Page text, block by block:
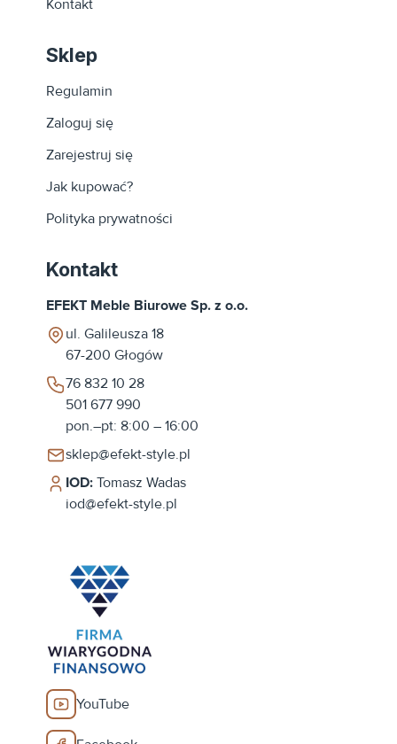
Kontakt
Sklep
Regulamin
Zaloguj się
Zarejestruj się
Jak kupować?
Polityka prywatności
Kontakt
EFEKT Meble Biurowe Sp. z o.o.
ul. Galileusza 18
67-200 Głogów
76 832 10 28
501 677 990
pon.–pt: 8:00 – 16:00
sklep@efekt-style.pl
IOD: Tomasz Wadas
iod@efekt-style.pl
YouTube